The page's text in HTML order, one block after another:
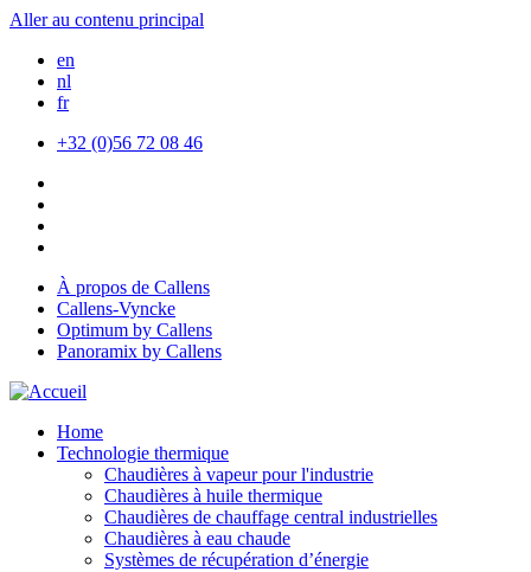
Aller au contenu principal
en
nl
fr
+32 (0)56 72 08 46
À propos de Callens
Callens-Vyncke
Optimum by Callens
Panoramix by Callens
Home
Technologie thermique
Chaudières à vapeur pour l'industrie
Chaudières à huile thermique
Chaudières de chauffage central industrielles
Chaudières à eau chaude
Systèmes de récupération d’énergie